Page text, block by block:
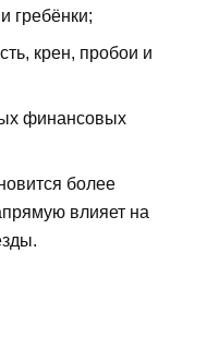
гребёнки;
крен, пробои и
финансовых
более
влияет на